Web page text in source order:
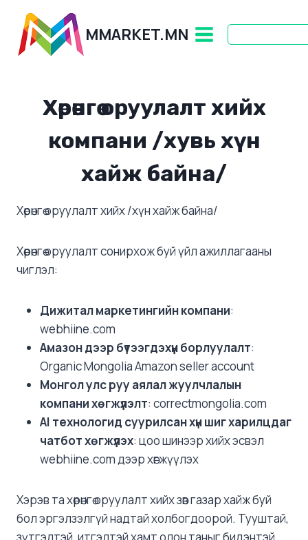
content
MMARKET.MN
Хөрөнгө оруулалт хийх
компани /хувь хүн
хайж байна/
Хөрөнгө оруулалт хийх /хүн хайж байна/
Хөрөнгө оруулалт сонирхож буй үйл ажиллагааны
чиглэл:
Дижитал маркетингийн компани:
webhiine.com
Амазон дээр бүтээгдэхүүн борлуулалт:
Organic Mongolia Amazon seller account
Монгол улс руу аялал жуулчлалын
компани хөгжүүлэлт: correctmongolia.com
AI технологид суурилсан хүн шиг харилцдаг
чатбот хөгжүүлэх: цоо шинээр хийх эсвэл
webhiine.com дээр хөгжүүлэх
Хэрэв та хөрөнгө оруулалт хийх зөв газар хайж буй
бол эргэлзэлгүй надтай холбогдоорой. Тууштай,